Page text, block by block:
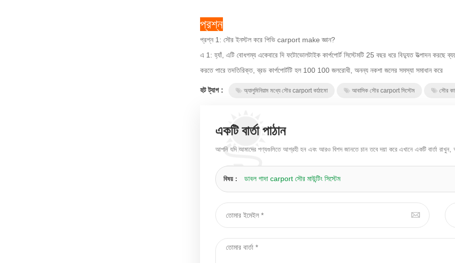
প্রশ্ন
প্রশ্ন 1: সৌর ইনস্টল করে পিভি carport make জ্ঞান?
এ 1: হ্যাঁ, এটি বোধগম্য একেবারে দি ফটোভোলটাইক কার্পপোর্ট সিস্টেমটি 25 বছর ধরে বিদ্যুত উত্পাদন করছে
করতে পারে তদতিরিক্ত, ব্রড কার্পপোর্টটি হল 100 100 জলরোধী, অনন্য নকশা জলের সমস্যা সমাধান করে
হট ট্যাগ : অ্যালুমিনিয়াম মধ্যে সৌর carport কাঠামো আবাসিক সৌর carport সিস্টেম সৌর
একটি বার্তা পাঠান
আপনি যদি আমাদের পণ্যগুলিতে আগ্রহী হন এবং আরও বিশদ জানতে চান তবে দয়া করে এখানে একটি বার্তা
বিষয় : ডাবল গাদা carport সৌর মাউন্টিং সিস্টেম